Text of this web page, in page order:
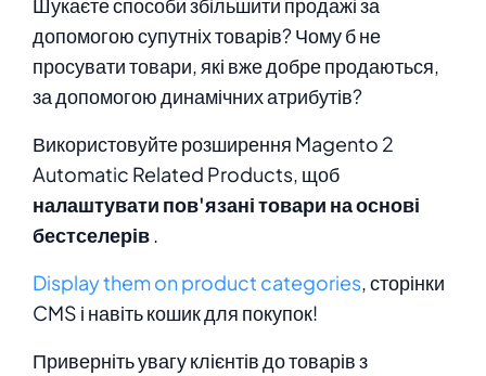
допомогою супутніх товарів? Чому б не
просувати товари, які вже добре продаються,
за допомогою динамічних атрибутів?
Використовуйте розширення Magento 2
Automatic Related Products, щоб
налаштувати пов'язані товари на основі
бестселерів.
Display them on product categories, сторінки
CMS і навіть кошик для покупок!
Приверніть увагу клієнтів до товарів з